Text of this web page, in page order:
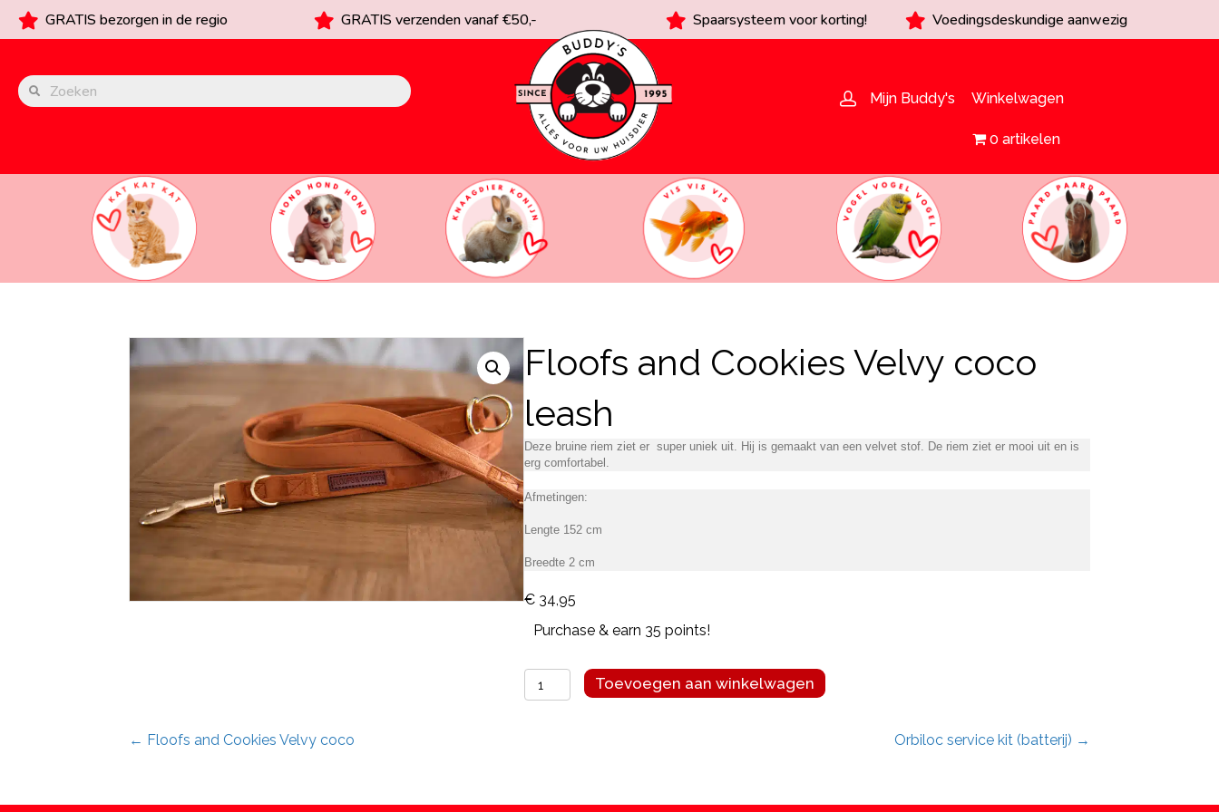
GRATIS bezorgen in de regio GRATIS verzenden vanaf €50,- Spaarsysteem voor korting! Voedingsdeskundige aanwezig
Mijn Buddy's Winkelwagen
0 artikelen
Floofs and Cookies Velvy coco
leash
Deze bruine riem ziet er super uniek uit. Hij is gemaakt van een velvet stof. De riem ziet er mooi uit en is
erg comfortabel.
Afmetingen:
Lengte 152 cm
Breedte 2 cm
€34,95
Purchase & earn 35 points!
Floofs
and
aantal
Toevoegen aan winkelwagen
Posts
← Floofs and Cookies Velvy coco Orbiloc service kit (batterij) →